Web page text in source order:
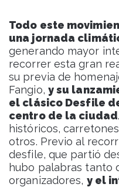
Todo este
una jornada
generando mayor
recorrer esta gran
su previa de
Fangio, y su
el clásico Desfile
centro de la ciudad
históricos,
otros. Previo al
desfile, que partió
hubo palabras tanto
organizadores, y el